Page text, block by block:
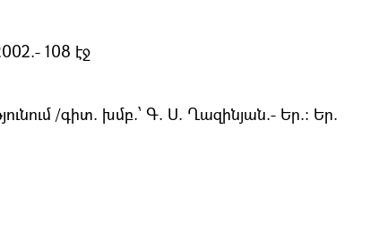
108 էջ
/գիտ. խմբ.՝ Գ. Ս. Ղազինյան.- Եր.։ Եր.